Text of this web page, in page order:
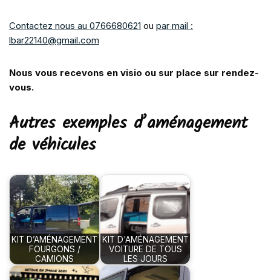
Contactez nous au 0766680621 ou par mail :
lbar22140@gmail.com
Nous vous recevons en visio ou sur place sur rendez-
vous.
Autres exemples d’aménagement
de véhicules
KIT D’AMÉNAGEMENT
FOURGONS /
CAMIONS
KIT D'AMÉNAGEMENT
VOITURE DE TOUS
LES JOURS